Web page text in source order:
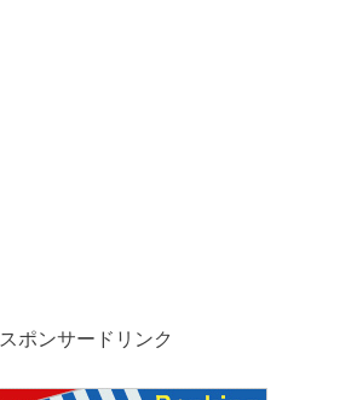
スポンサードリンク